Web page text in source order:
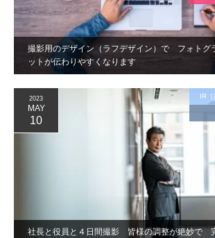
撮影用のデザイン（ラフデザイン）で フォトグ
ットが伝わりやすくなります
社長と役員と４日間撮影 皆様の調整が絶妙で
2023
MAY
10
IR